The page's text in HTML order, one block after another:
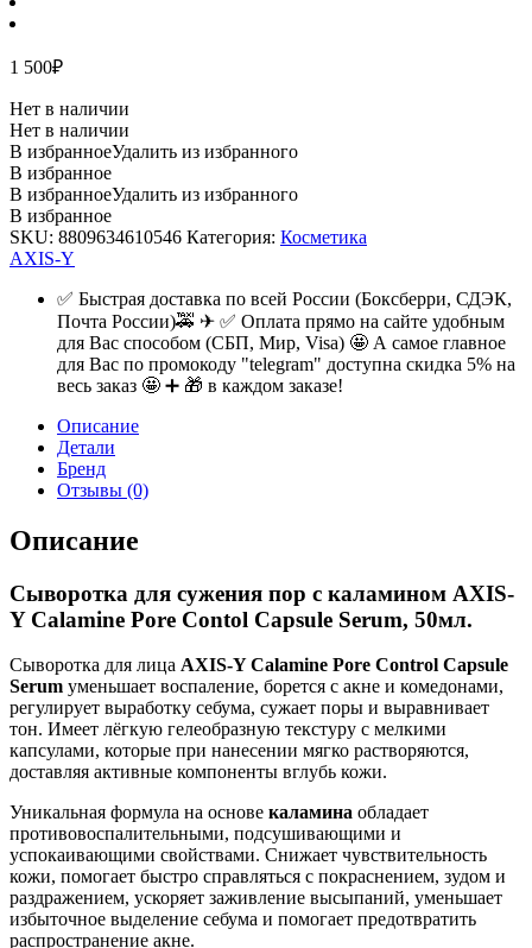
1 500₽
Нет в наличии
Нет в наличии
В избранноеУдалить из избранного
В избранное
В избранноеУдалить из избранного
В избранное
SKU: 8809634610546 Категория: Косметика
AXIS-Y
✅ Быстрая доставка по всей России (Боксберри, СДЭК,
Почта России)🚕 ✈ ✅ Оплата прямо на сайте удобным
для Вас способом (СБП, Мир, Visa) 🤩 А самое главное
для Вас по промокоду "telegram" доступна скидка 5% на
весь заказ 🤩 ➕ 🎁 в каждом заказе!
Описание
Детали
Бренд
Отзывы (0)
Описание
Сыворотка для сужения пор с каламином AXIS-
Y Calamine Pore Contol Capsule Serum, 50мл.
Сыворотка для лица AXIS-Y Calamine Pore Control Capsule
Serum уменьшает воспаление, борется с акне и комедонами,
регулирует выработку себума, сужает поры и выравнивает
тон. Имеет лёгкую гелеобразную текстуру с мелкими
капсулами, которые при нанесении мягко растворяются,
доставляя активные компоненты вглубь кожи.
Уникальная формула на основе каламина обладает
противовоспалительными, подсушивающими и
успокаивающими свойствами. Снижает чувствительность
кожи, помогает быстро справляться с покраснением, зудом и
раздражением, ускоряет заживление высыпаний, уменьшает
избыточное выделение себума и помогает предотвратить
распространение акне.